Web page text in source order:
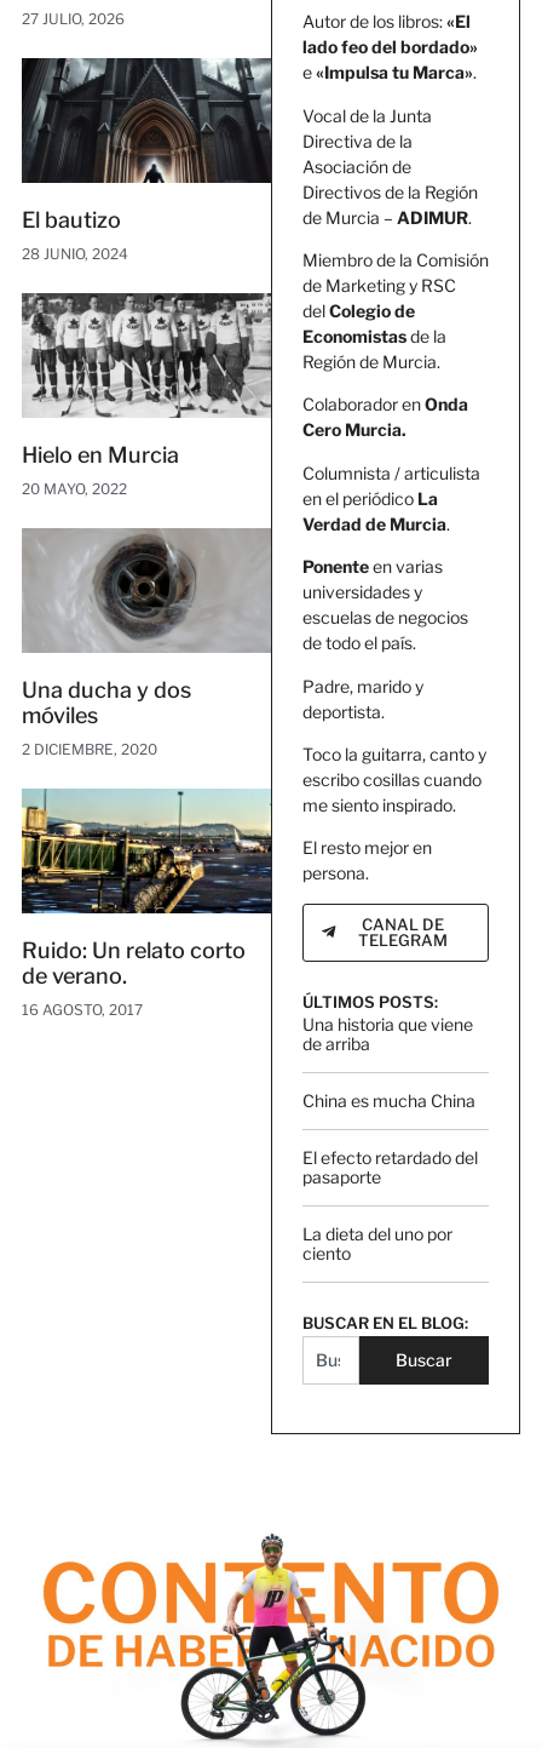
27 JULIO, 2026
El bautizo
28 JUNIO, 2024
Hielo en Murcia
20 MAYO, 2022
Una ducha y dos
móviles
2 DICIEMBRE, 2020
Ruido: Un relato corto
de verano.
16 AGOSTO, 2017
Autor de los libros:«El
lado feo del bordado»
e«Impulsa tu Marca».
Vocal de la Junta
Directiva de la
Asociación de
Directivos de la Región
de Murcia – ADIMUR.
Miembro de la Comisión
de Marketing y RSC
delColegio de
Economistasde la
Región de Murcia.
Colaborador enOnda
Cero Murcia.
Columnista / articulista
en el periódico La
Verdad de Murcia.
Ponenteen varias
universidades y
escuelas de negocios
de todo el país.
Padre, marido y
deportista.
Toco la guitarra, canto y
escribo cosillas cuando
me siento inspirado.
El resto mejor en
persona.
CANAL DE
TELEGRAM
ÚLTIMOS POSTS:
Una historia que viene
de arriba
China es mucha China
El efecto retardado del
pasaporte
La dieta del uno por
ciento
BUSCAR EN EL BLOG:
Buscar